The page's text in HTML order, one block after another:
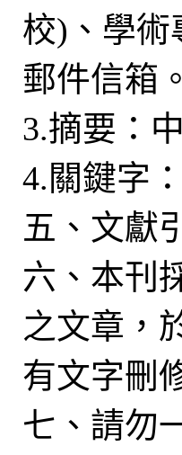
校)、學術
郵件信箱。
3.摘要：
4.關鍵字
五、文獻
六、本刊
之文章，
有文字刪
七、請勿